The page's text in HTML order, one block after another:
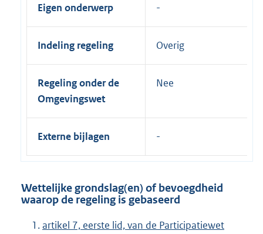
Eigen onderwerp
Indeling regeling Overig
Regeling onder de
Omgevingswet
Nee
Externe bijlagen
Wettelijke grondslag(en) of bevoegdheid
waarop de regeling is gebaseerd
artikel 7, eerste lid, van de Participatiewet